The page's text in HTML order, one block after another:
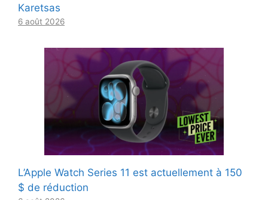
Karetsas
6 août 2026
L’Apple Watch Series 11 est actuellement à 150
$ de réduction